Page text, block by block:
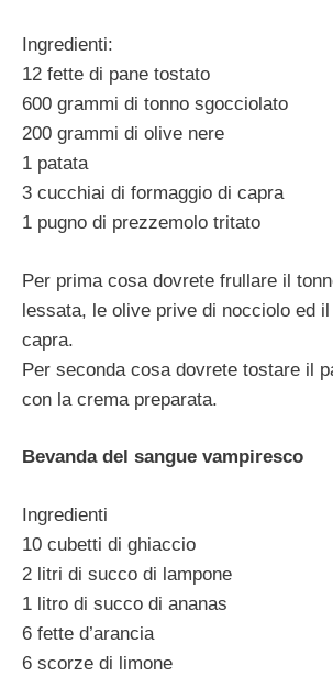
Ingredienti:
12 fette di pane tostato
600 grammi di tonno sgocciolato
200 grammi di olive nere
1 patata
3 cucchiai di formaggio di capra
1 pugno di prezzemolo tritato
Per prima cosa dovrete frullare il
lessata, le olive prive di nocciolo ed
capra.
Per seconda cosa dovrete tostare il
con la crema preparata.
Bevanda del sangue vampiresco
Ingredienti
10 cubetti di ghiaccio
2 litri di succo di lampone
1 litro di succo di ananas
6 fette d’arancia
6 scorze di limone